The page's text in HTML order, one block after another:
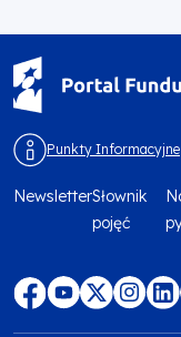
Punkty Informacyjne
Menu
top
NewsletterSłownik
pojęć